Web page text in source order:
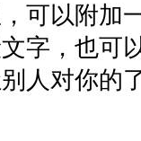
可以附加
字，也可
人对你的